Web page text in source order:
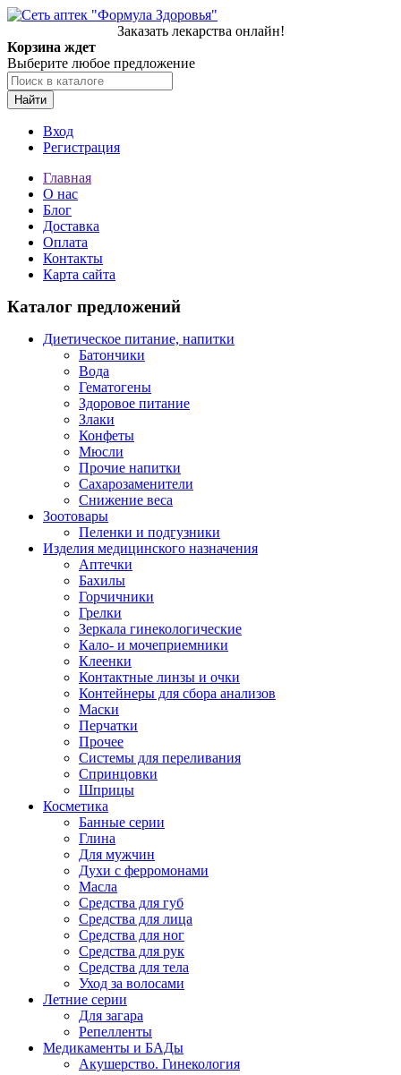
Заказать лекарства онлайн!
Корзина ждет
Выберите любое предложение
Найти
Вход
Регистрация
Главная
О нас
Блог
Доставка
Оплата
Контакты
Карта сайта
Каталог предложений
Диетическое питание, напитки
Батончики
Вода
Гематогены
Здоровое питание
Злаки
Конфеты
Мюсли
Прочие напитки
Сахарозаменители
Снижение веса
Зоотовары
Пеленки и подгузники
Изделия медицинского назначения
Аптечки
Бахилы
Горчичники
Грелки
Зеркала гинекологические
Кало- и мочеприемники
Клеенки
Контактные линзы и очки
Контейнеры для сбора анализов
Маски
Перчатки
Прочее
Системы для переливания
Спринцовки
Шприцы
Косметика
Банные серии
Глина
Для мужчин
Духи с ферромонами
Масла
Средства для губ
Средства для лица
Средства для ног
Средства для рук
Средства для тела
Уход за волосами
Летние серии
Для загара
Репелленты
Медикаменты и БАДы
Акушерство. Гинекология